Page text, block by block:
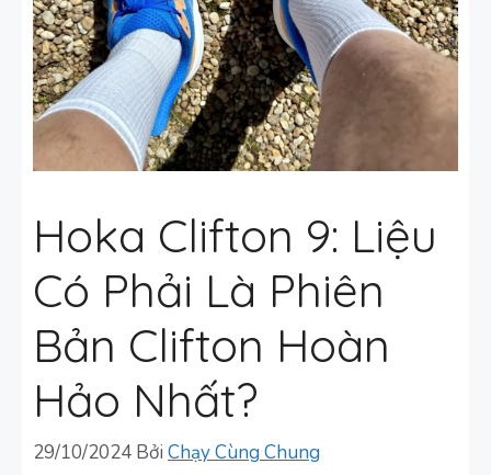
Hoka Clifton 9: Liệu
Có Phải Là Phiên
Bản Clifton Hoàn
Hảo Nhất?
29/10/2024 Bởi Chạy Cùng Chung